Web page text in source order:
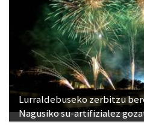
Lurraldebuseko zerbitzu
Nagusiko su-artifizialez